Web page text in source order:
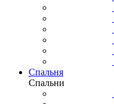
Спальня
Спальни